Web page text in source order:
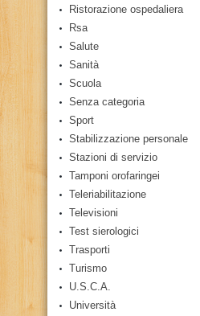
Ristorazione ospedaliera
Rsa
Salute
Sanità
Scuola
Senza categoria
Sport
Stabilizzazione personale
Stazioni di servizio
Tamponi orofaringei
Teleriabilitazione
Televisioni
Test sierologici
Trasporti
Turismo
U.S.C.A.
Università